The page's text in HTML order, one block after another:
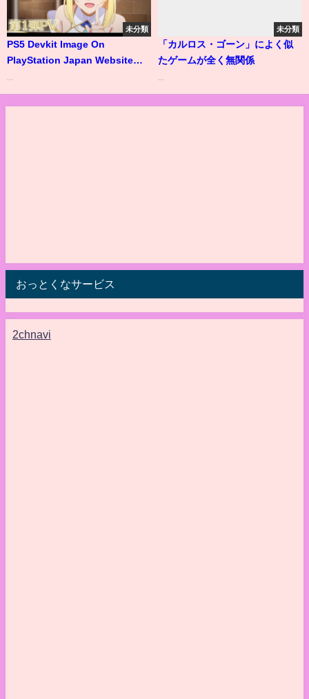
未分類
PS5 Devkit Image On
PlayStation Japan Website
未分類
「カルロス・ゴーン」によく似
たゲームが全く無関係
おっとくなサービス
2chnavi